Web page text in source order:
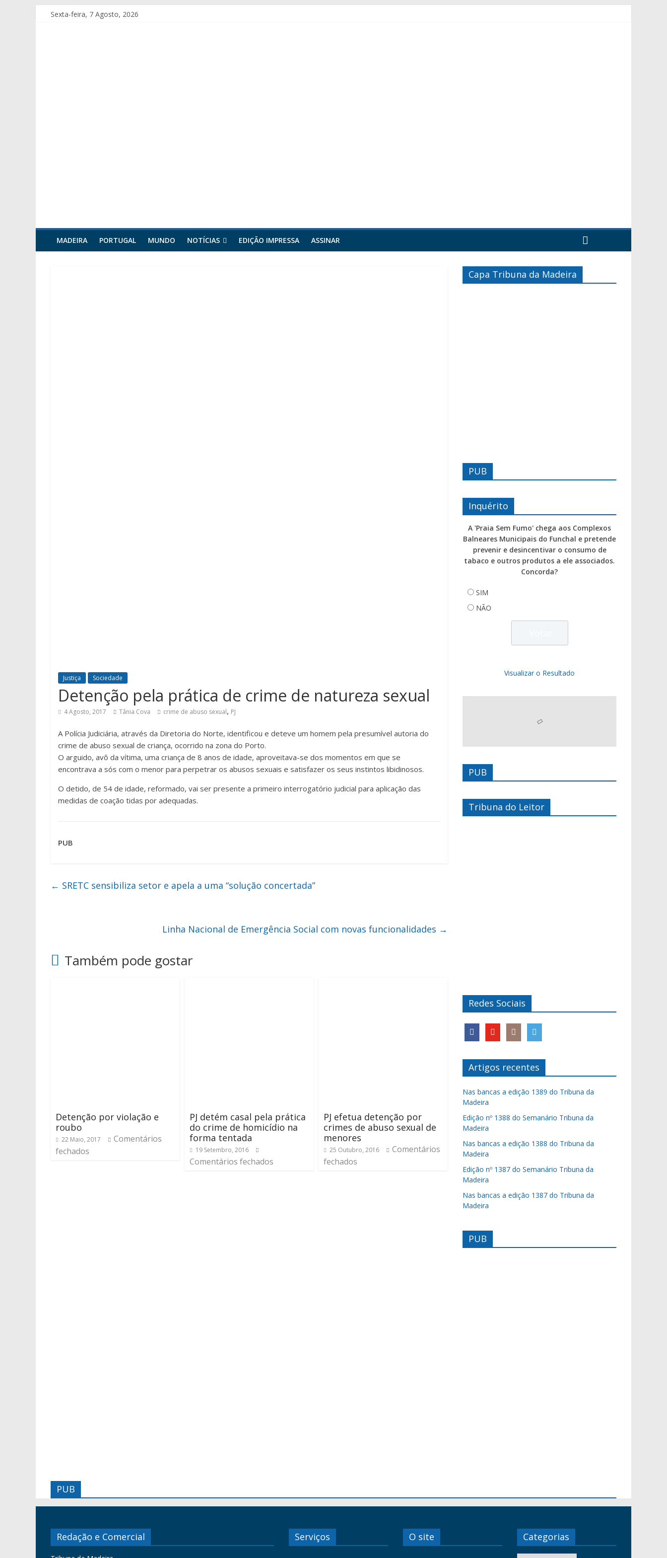
Sexta-feira, 7 Agosto, 2026
MADEIRA PORTUGAL MUNDO NOTÍCIAS EDIÇÃO IMPRESSA ASSINAR
Justiça Sociedade
Detenção pela prática de crime de natureza sexual
4 Agosto, 2017 Tânia Cova crime de abuso sexual, PJ
A Polícia Judiciária, através da Diretoria do Norte, identificou e deteve um homem pela presumível autoria do
crime de abuso sexual de criança, ocorrido na zona do Porto.
O arguido, avô da vítima, uma criança de 8 anos de idade, aproveitava-se dos momentos em que se
encontrava a sós com o menor para perpetrar os abusos sexuais e satisfazer os seus instintos libidinosos.
O detido, de 54 de idade, reformado, vai ser presente a primeiro interrogatório judicial para aplicação das
medidas de coação tidas por adequadas.
PUB
← SRETC sensibiliza setor e apela a uma “solução concertada”
Linha Nacional de Emergência Social com novas funcionalidades →
Também pode gostar
Detenção por violação e
roubo
22 Maio, 2017
Comentários
fechados
PJ detém casal pela prática
do crime de homicídio na
forma tentada
19 Setembro, 2016
Comentários fechados
PJ efetua detenção por
crimes de abuso sexual de
menores
25 Outubro, 2016
Comentários
fechados
Capa Tribuna da Madeira
PUB
Inquérito
A 'Praia Sem Fumo' chega aos Complexos
Balneares Municipais do Funchal e pretende
prevenir e desincentivar o consumo de
tabaco e outros produtos a ele associados.
Concorda?
SIM
NÃO
Visualizar o Resultado
PUB
Tribuna do Leitor
Redes Sociais
Artigos recentes
Nas bancas a edição 1389 do Tribuna da
Madeira
Edição nº 1388 do Semanário Tribuna da
Madeira
Nas bancas a edição 1388 do Tribuna da
Madeira
Edição nº 1387 do Semanário Tribuna da
Madeira
Nas bancas a edição 1387 do Tribuna da
Madeira
PUB
PUB
Redação e Comercial Serviços O site Categorias